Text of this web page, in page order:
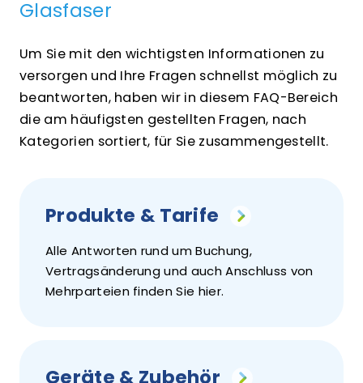
Glasfaser
Um Sie mit den wichtigsten Informationen zu
versorgen und Ihre Fragen schnellst möglich zu
beantworten, haben wir in diesem FAQ-Bereich
die am häufigsten gestellten Fragen, nach
Kategorien sortiert, für Sie zusammengestellt.
Produkte & Tarife
Alle Antworten rund um Buchung,
Vertragsänderung und auch Anschluss von
Mehrparteien finden Sie hier.
Geräte & Zubehör